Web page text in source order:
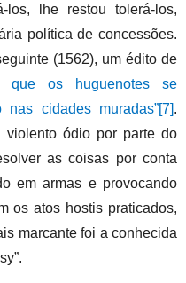
los, lhe restou tolerá-los,
política de concessões.
(1562), um édito de
que os huguenotes se
nas cidades muradas”[7].
violento ódio por parte do
as coisas por conta
em armas e provocando
os atos hostis praticados,
marcante foi a conhecida